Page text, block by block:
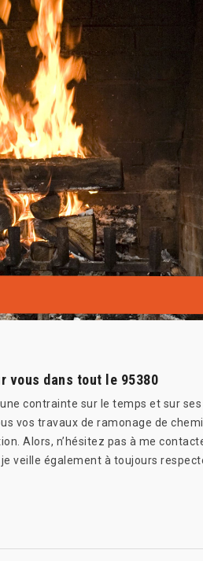
vous dans tout le 95380
contrainte sur le temps et sur
travaux de ramonage de
Alors, n’hésitez pas à me
également à toujours